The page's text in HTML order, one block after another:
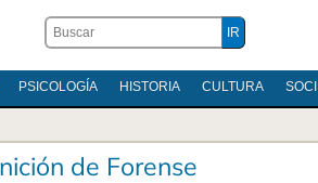
PSICOLOGÍA HISTORIA CULTURA
de Forense